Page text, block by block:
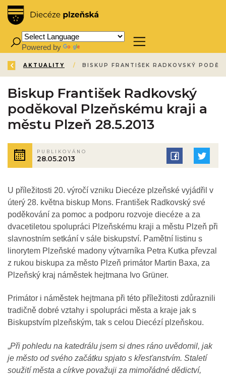
Powered by
ZPĚT
ÚVOD /
AKTUALITY /
Biskup František Radkovský
poděkoval Plzeňskému kraji a
městu Plzeň 28.5.2013
PUBLIKOVÁNO
28.05.2013
U příležitosti 20. výročí vzniku Diecéze plzeňské vyjádřil v
úterý 28. května biskup Mons. František Radkovský své
poděkování za pomoc a podporu rozvoje diecéze a za
dvacetiletou spolupráci Plzeňskému kraji a městu Plzeň při
slavnostním setkání v sále biskupství. Pamětní listinu s
linorytem Plzeňské madony výtvarníka Petra Kutka převzal
z rukou biskupa za město Plzeň primátor Martin Baxa, za
Plzeňský kraj náměstek hejtmana Ivo Grüner.
Primátor i náměstek hejtmana při této příležitosti zdůraznili
tradičně dobré vztahy i spolupráci města a kraje jak s
Biskupstvím plzeňským, tak s celou Diecézí plzeňskou.
„Při pohledu na katedrálu jsem si dnes ráno uvědomil, jak
je město od svého začátku spjato s křesťanstvím. Staletí
soužití města a církve považuji za mimořádné dědictví,